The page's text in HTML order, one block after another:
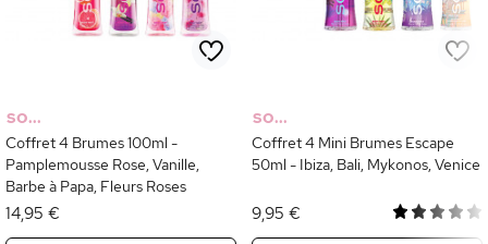
SO...
Coffret 4 Brumes 100ml -
Pamplemousse Rose, Vanille,
Barbe à Papa, Fleurs Roses
14,95 €
SO...
Coffret 4 Mini Brumes Escape
50ml - Ibiza, Bali, Mykonos, Venice
9,95 €